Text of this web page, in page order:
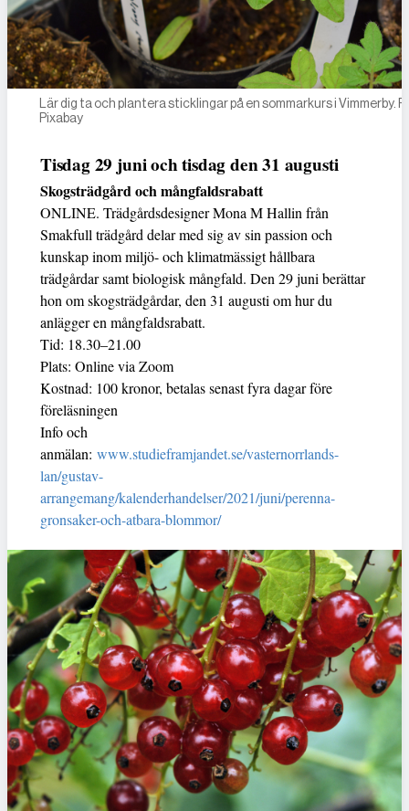
Lär dig ta och plantera sticklingar på en sommarkurs i Vimmerby.
Pixabay
Tisdag 29 juni och tisdag den 31 augusti
Skogsträdgård och mångfaldsrabatt
ONLINE. Trädgårdsdesigner Mona M Hallin från
Smakfull trädgård delar med sig av sin passion och
kunskap inom miljö- och klimatmässigt hållbara
trädgårdar samt biologisk mångfald. Den 29 juni berättar
hon om skogsträdgårdar, den 31 augusti om hur du
anlägger en mångfaldsrabatt.
Tid: 18.30–21.00
Plats: Online via Zoom
Kostnad: 100 kronor, betalas senast fyra dagar före
föreläsningen
Info och
anmälan: www.studieframjandet.se/vasternorrlands-
lan/gustav-
arrangemang/kalenderhandelser/2021/juni/perenna-
gronsaker-och-atbara-blommor/